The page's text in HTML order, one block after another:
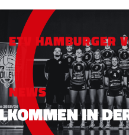
ETV HAMBURGER
NEWS